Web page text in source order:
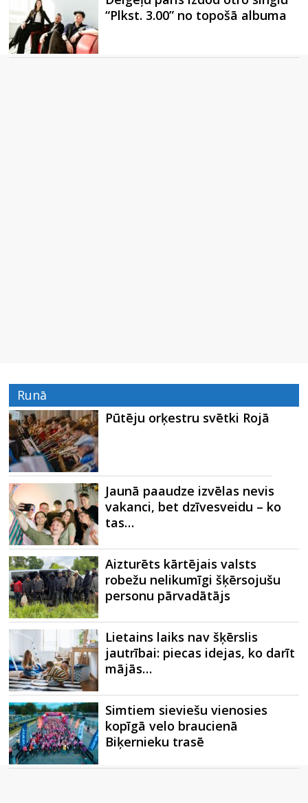
“Plkst. 3.00” no topošā albuma
Runā
Pūtēju orķestru svētki Rojā
Jaunā paaudze izvēlas nevis
vakanci, bet dzīvesveidu – ko
tas…
Aizturēts kārtējais valsts
robežu nelikumīgi šķērsojušu
personu pārvadātājs
Lietains laiks nav šķērslis
jautrībai: piecas idejas, ko darīt
mājās…
Simtiem sieviešu vienosies
kopīgā velo braucienā
Biķernieku trasē